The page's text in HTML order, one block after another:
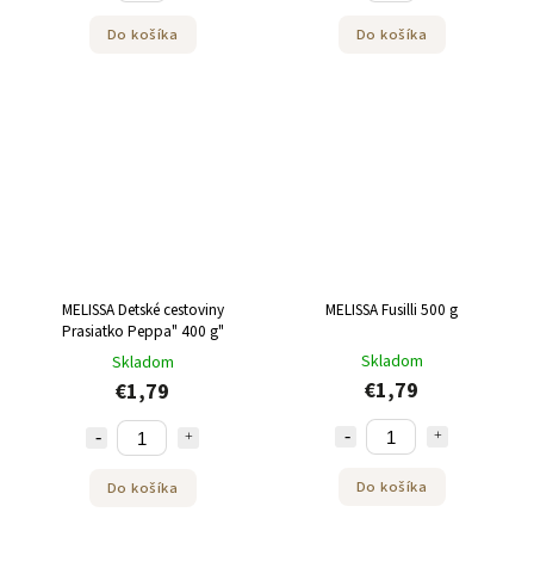
Do košíka Do košíka
MELISSA Detské cestoviny
Prasiatko Peppa" 400 g"
Skladom
€1,79
Do košíka
MELISSA Fusilli 500 g
Skladom
€1,79
Do košíka